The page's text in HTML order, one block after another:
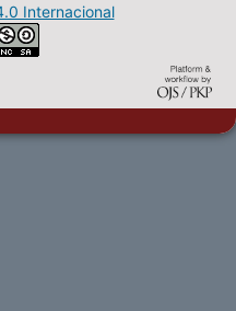
Internacional